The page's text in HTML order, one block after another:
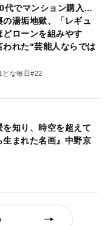
代でマンション購入…
の湯垢地獄、「レギュ
どローンを組みやす
われた“芸能人ならでは
どな毎日#22
知り、時空を超えて
生まれた名画』中野京